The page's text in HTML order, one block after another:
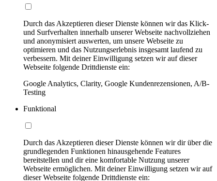
Durch das Akzeptieren dieser Dienste können wir das Klick-
und Surfverhalten innerhalb unserer Webseite nachvollziehen
und anonymisiert auswerten, um unsere Webseite zu
optimieren und das Nutzungserlebnis insgesamt laufend zu
verbessern. Mit deiner Einwilligung setzen wir auf dieser
Webseite folgende Drittdienste ein:
Google Analytics, Clarity, Google Kundenrezensionen, A/B-
Testing
Funktional
Durch das Akzeptieren dieser Dienste können wir dir über die
grundlegenden Funktionen hinausgehende Features
bereitstellen und dir eine komfortable Nutzung unserer
Webseite ermöglichen. Mit deiner Einwilligung setzen wir auf
dieser Webseite folgende Drittdienste ein: